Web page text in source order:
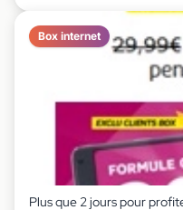
Box internet
Plus que 2 jours pour